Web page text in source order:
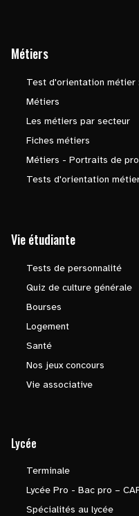
Métiers
Test d'orientation métier
Métiers
Les métiers par secteur
Fiches métiers
Métiers - Portraits de
Tests d'orientation
Vie étudiante
Tests de personnalité
Quiz de culture générale
Bourses
Logement
Santé
Nos jeux concours
Vie associative
Lycée
Terminale
Lycée Pro - Bac pro –
Spécialités au lycée